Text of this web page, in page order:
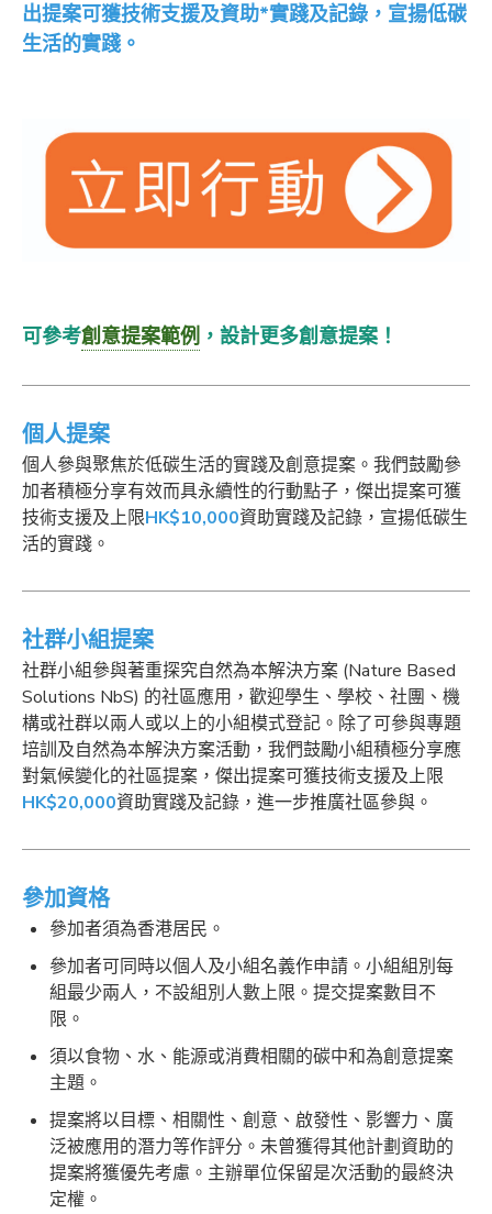
出提案可獲技術支援及資助*實踐及記錄，宣揚低碳
生活的實踐。
可參考創意提案範例 ，設計更多創意提案！
個人提案
個人參與聚焦於低碳生活的實踐及創意提案。我們鼓勵參
加者積極分享有效而具永續性的行動點子，傑出提案可獲
技術支援及上限HK$10,000資助實踐及記錄，宣揚低碳生
活的實踐。
社群小組提案
社群小組參與著重探究自然為本解決方案 (Nature Based
Solutions NbS) 的社區應用，歡迎學生、學校、社團、機
構或社群以兩人或以上的小組模式登記。除了可參與專題
培訓及自然為本解決方案活動，我們鼓勵小組積極分享應
對氣候變化的社區提案，傑出提案可獲技術支援及上限
HK$20,000資助實踐及記錄，進一步推廣社區參與。
參加資格
參加者須為香港居民。
參加者可同時以個人及小組名義作申請。小組組別每
組最少兩人，不設組別人數上限。提交提案數目不
限。
須以食物、水、能源或消費相關的碳中和為創意提案
主題。
提案將以目標、相關性、創意、啟發性、影響力、廣
泛被應用的潛力等作評分。未曾獲得其他計劃資助的
提案將獲優先考慮。主辦單位保留是次活動的最終決
定權。